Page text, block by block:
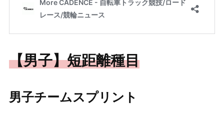
【男子】短距離種目
男子チームスプリント